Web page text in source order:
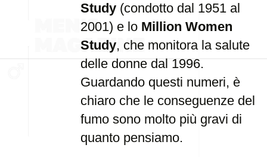
Study (condotto dal 1951 al
2001) e lo Million Women
Study, che monitora la salute
delle donne dal 1996.
Guardando questi numeri, è
chiaro che le conseguenze del
fumo sono molto più gravi di
quanto pensiamo.